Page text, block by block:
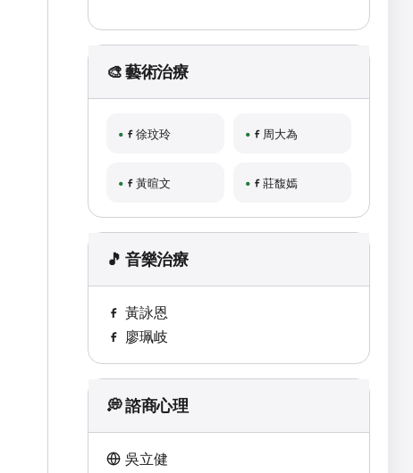
🎨 藝術治療
徐玟玲 周大為
黃暄文 莊馥嫣
🎵 音樂治療
黃詠恩
廖珮岐
💭 諮商心理
吳立健